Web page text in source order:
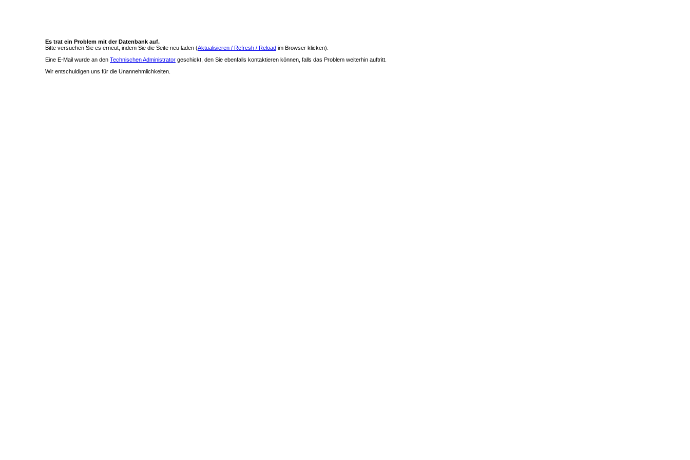
Es trat ein Problem mit der Datenbank auf.
Bitte versuchen Sie es erneut, indem Sie die Seite neu laden (Aktualisieren / Refresh / Reload im Browser klicken).
Eine E-Mail wurde an den Technischen Administrator geschickt, den Sie ebenfalls kontaktieren können, falls das Problem weiterhin auftritt.
Wir entschuldigen uns für die Unannehmlichkeiten.